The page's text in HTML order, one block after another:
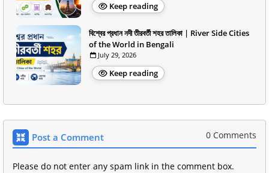
Keep reading
বিশ্বের প্রধান নদী তীরবর্তী শহর তালিকা | River Side Cities
of the World in Bengali
July 29, 2026
Keep reading
Post a Comment 0 Comments
Please do not enter any spam link in the comment box.